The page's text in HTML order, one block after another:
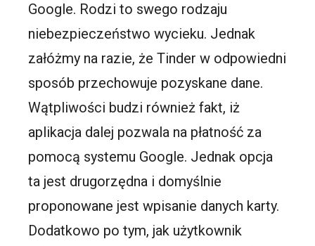
Google. Rodzi to swego rodzaju
niebezpieczeństwo wycieku. Jednak
załóżmy na razie, że Tinder w odpowiedni
sposób przechowuje pozyskane dane.
Wątpliwości budzi również fakt, iż
aplikacja dalej pozwala na płatność za
pomocą systemu Google. Jednak opcja
ta jest drugorzędna i domyślnie
proponowane jest wpisanie danych karty.
Dodatkowo po tym, jak użytkownik